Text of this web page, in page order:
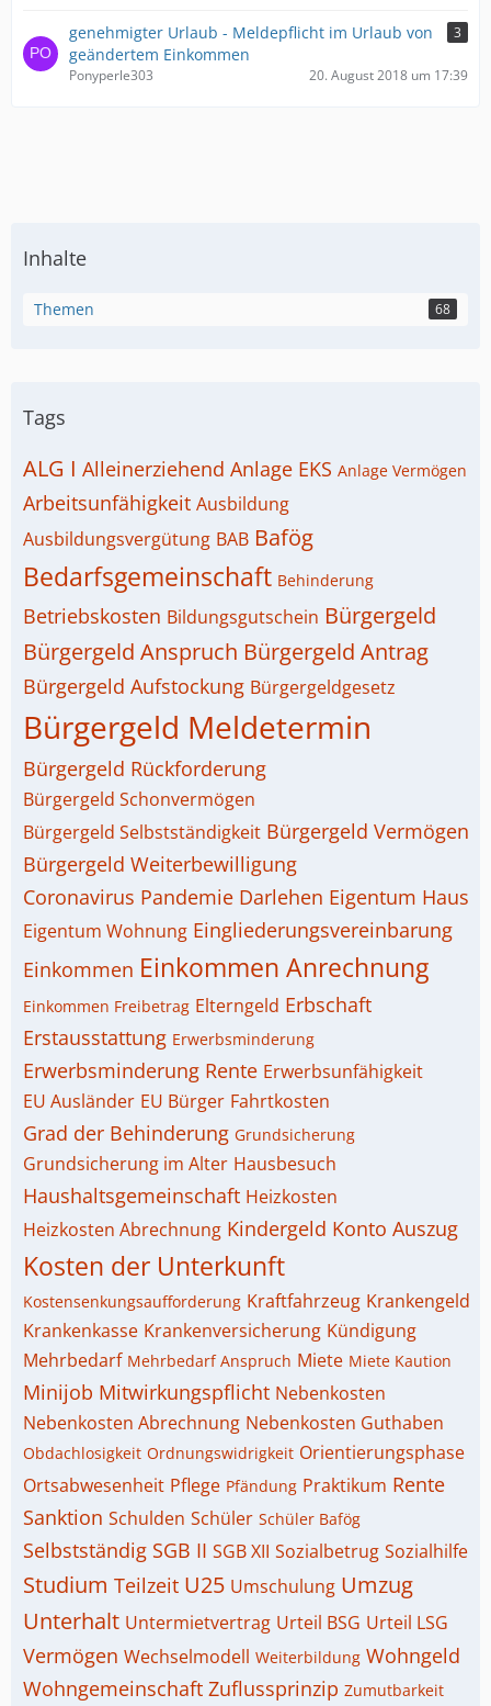
genehmigter Urlaub - Meldepflicht im Urlaub von
geändertem Einkommen
3
Ponyperle303 20. August 2018 um 17:39
Inhalte
Themen 68
Tags
ALG I Alleinerziehend Anlage EKS Anlage Vermögen
Arbeitsunfähigkeit Ausbildung
Ausbildungsvergütung BAB Bafög
Bedarfsgemeinschaft Behinderung
Betriebskosten Bildungsgutschein Bürgergeld
Bürgergeld Anspruch Bürgergeld Antrag
Bürgergeld Aufstockung Bürgergeldgesetz
Bürgergeld Meldetermin
Bürgergeld Rückforderung
Bürgergeld Schonvermögen
Bürgergeld Selbstständigkeit Bürgergeld Vermögen
Bürgergeld Weiterbewilligung
Coronavirus Pandemie Darlehen Eigentum Haus
Eigentum Wohnung Eingliederungsvereinbarung
Einkommen Einkommen Anrechnung
Einkommen Freibetrag Elterngeld Erbschaft
Erstausstattung Erwerbsminderung
Erwerbsminderung Rente Erwerbsunfähigkeit
EU Ausländer EU Bürger Fahrtkosten
Grad der Behinderung Grundsicherung
Grundsicherung im Alter Hausbesuch
Haushaltsgemeinschaft Heizkosten
Heizkosten Abrechnung Kindergeld Konto Auszug
Kosten der Unterkunft
Kostensenkungsaufforderung Kraftfahrzeug Krankengeld
Krankenkasse Krankenversicherung Kündigung
Mehrbedarf Mehrbedarf Anspruch Miete Miete Kaution
Minijob Mitwirkungspflicht Nebenkosten
Nebenkosten Abrechnung Nebenkosten Guthaben
Obdachlosigkeit Ordnungswidrigkeit Orientierungsphase
Ortsabwesenheit Pflege Pfändung Praktikum Rente
Sanktion Schulden Schüler Schüler Bafög
Selbstständig SGB II SGB XII Sozialbetrug Sozialhilfe
Studium Teilzeit U25 Umschulung Umzug
Unterhalt Untermietvertrag Urteil BSG Urteil LSG
Vermögen Wechselmodell Weiterbildung Wohngeld
Wohngemeinschaft Zuflussprinzip Zumutbarkeit